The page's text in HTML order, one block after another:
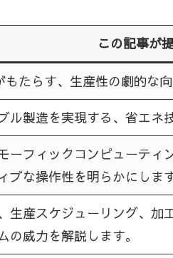
この記事が
たらす、生産性の劇的な
ル製造を実現する、省エネ
ーフィックコンピューティ
ブな操作性を明らかにします
生産スケジューリング、加
の威力を解説します。